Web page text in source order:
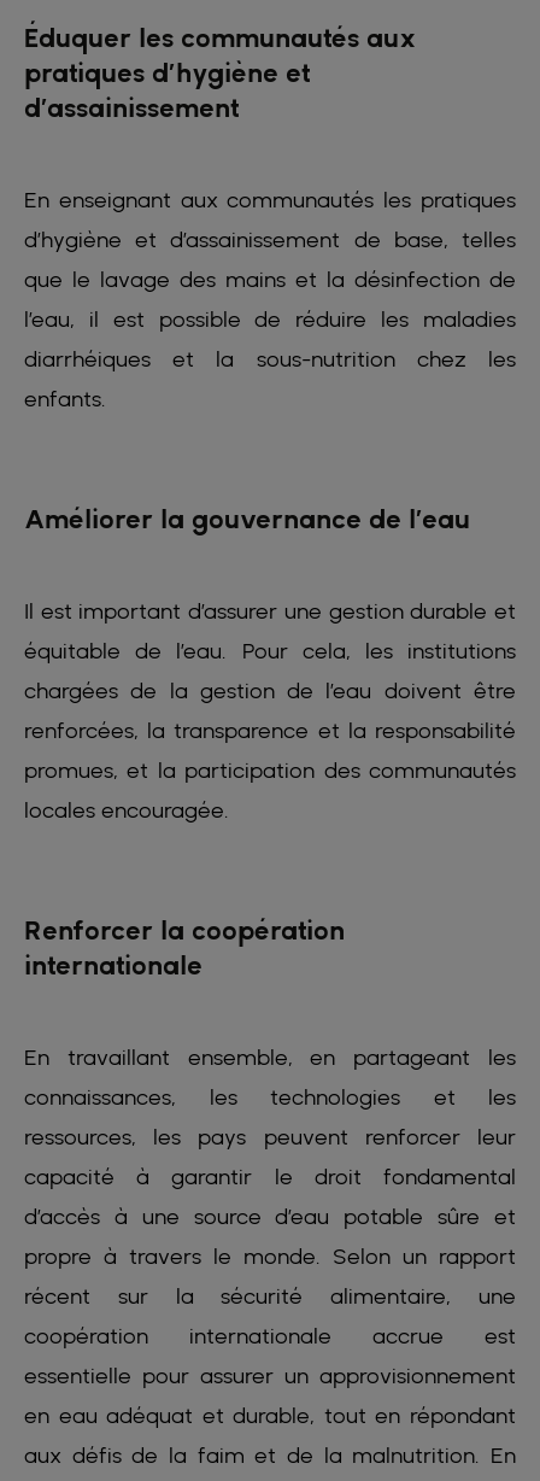
Éduquer les communautés aux
pratiques d’hygiène et
d’assainissement
En enseignant aux communautés les pratiques
d’hygiène et d’assainissement de base, telles
que le lavage des mains et la désinfection de
l’eau, il est possible de réduire les maladies
diarrhéiques et la sous-nutrition chez les
enfants.
Améliorer la gouvernance de l’eau
Il est important d’assurer une gestion durable et
équitable de l’eau. Pour cela, les institutions
chargées de la gestion de l’eau doivent être
renforcées, la transparence et la responsabilité
promues, et la participation des communautés
locales encouragée.
Renforcer la coopération
internationale
En travaillant ensemble, en partageant les
connaissances, les technologies et les
ressources, les pays peuvent renforcer leur
capacité à garantir le droit fondamental
d’accès à une source d’eau potable sûre et
propre à travers le monde. Selon un rapport
récent sur la sécurité alimentaire, une
coopération internationale accrue est
essentielle pour assurer un approvisionnement
en eau adéquat et durable, tout en répondant
aux défis de la faim et de la malnutrition. En